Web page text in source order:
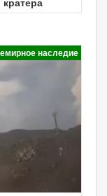
наследие